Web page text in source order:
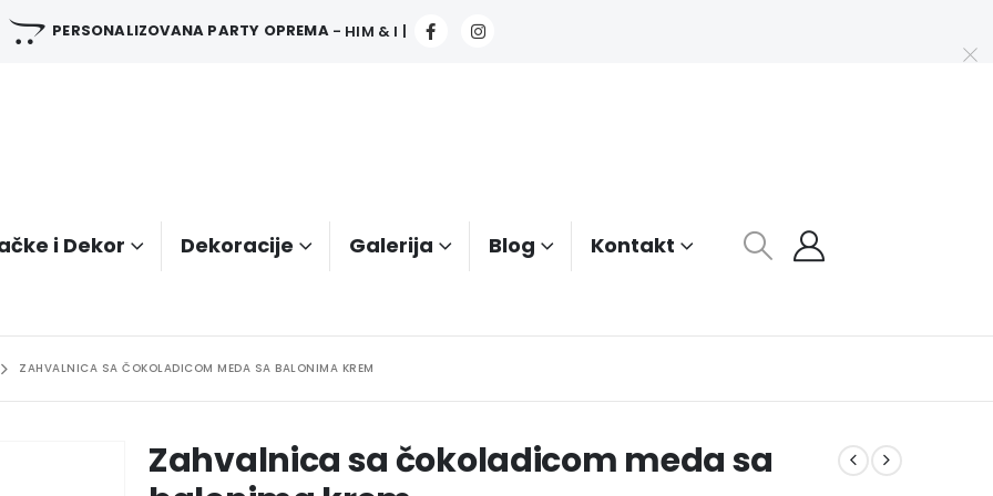
PERSONALIZOVANA PARTY OPREMA - HIM & I |
i Dekor Dekoracije Galerija Blog Kontakt
ZAHVALNICA SA ČOKOLADICOM MEDA SA BALONIMA KREM
Zahvalnica sa čokoladicom meda sa